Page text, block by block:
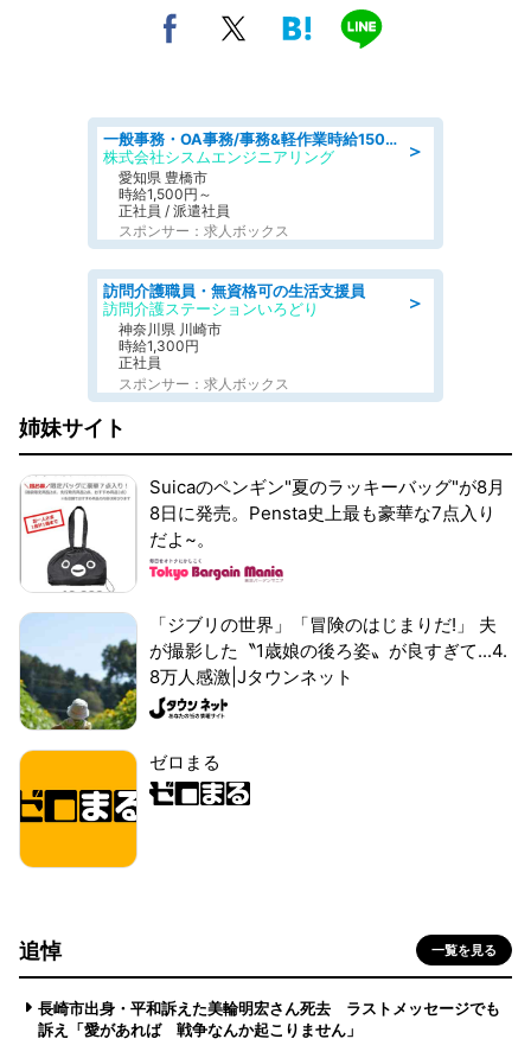
＞
一般事務・OA事務/事務&軽作業時給1500円土日祝休み各種社保完備
株式会社シスムエンジニアリング
愛知県 豊橋市
時給1,500円～
正社員 / 派遣社員
スポンサー：求人ボックス
＞
訪問介護職員・無資格可の生活支援員
訪問介護ステーションいろどり
神奈川県 川崎市
時給1,300円
正社員
スポンサー：求人ボックス
姉妹サイト
Suicaのペンギン"夏のラッキーバッグ"が8月
8日に発売。Pensta史上最も豪華な7点入り
だよ~。
「ジブリの世界」「冒険のはじまりだ!」 夫
が撮影した〝1歳娘の後ろ姿〟が良すぎて...4.
8万人感激|Jタウンネット
ゼロまる
追悼 一覧を見る
長崎市出身・平和訴えた美輪明宏さん死去 ラストメッセージでも
訴え「愛があれば 戦争なんか起こりません」